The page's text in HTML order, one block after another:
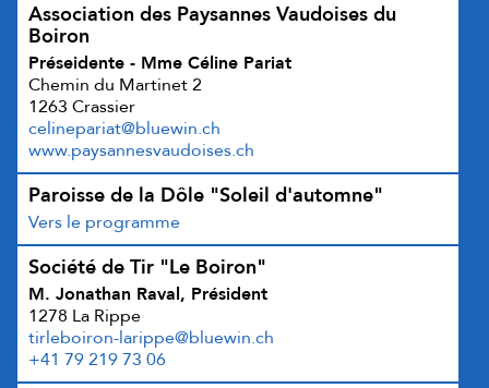
Association des Paysannes Vaudoises du
Boiron
Préseidente - Mme Céline Pariat
Chemin du Martinet 2
1263 Crassier
celinepariat@bluewin.ch
www.paysannesvaudoises.ch
Paroisse de la Dôle "Soleil d'automne"
Vers le programme
Société de Tir "Le Boiron"
M. Jonathan Raval, Président
1278 La Rippe
tirleboiron-larippe@bluewin.ch
+41 79 219 73 06